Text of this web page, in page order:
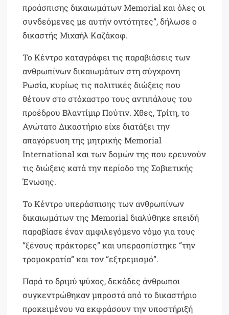
προάσπισης δικαιωμάτων Memorial και όλες οι
συνδεόμενες με αυτήν οντότητες”, δήλωσε ο
δικαστής Μιχαήλ Καζάκοφ.
Το Κέντρο καταγράφει τις παραβιάσεις των
ανθρωπίνων δικαιωμάτων στη σύγχρονη
Ρωσία, κυρίως τις πολιτικές διώξεις που
θέτουν στο στόχαστρο τους αντιπάλους του
προέδρου Βλαντίμιρ Πούτιν. Χθες, Τρίτη, το
Ανώτατο Δικαστήριο είχε διατάξει την
απαγόρευση της μητρικής Memorial
International και των δομών της που ερευνούν
τις διώξεις κατά την περίοδο της Σοβιετικής
Ένωσης.
Το Κέντρο υπεράσπισης των ανθρωπίνων
δικαιωμάτων της Memorial διαλύθηκε επειδή
παραβίασε έναν αμφιλεγόμενο νόμο για τους
“ξένους πράκτορες” και υπερασπίστηκε “την
τρομοκρατία” και τον “εξτρεμισμό”.
Παρά το δριμύ ψύχος, δεκάδες άνθρωποι
συγκεντρώθηκαν μπροστά από το δικαστήριο
προκειμένου να εκφράσουν την υποστήριξή